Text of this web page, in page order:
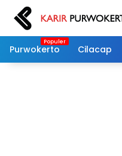
Langsung
konten
Purwokerto
Cilacap